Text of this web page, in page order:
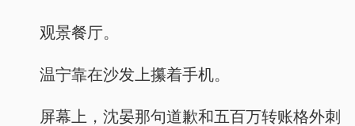
观景餐厅。
温宁靠在沙发上攥着手机。
屏幕上，沈晏那句道歉和五百万转账格外刺